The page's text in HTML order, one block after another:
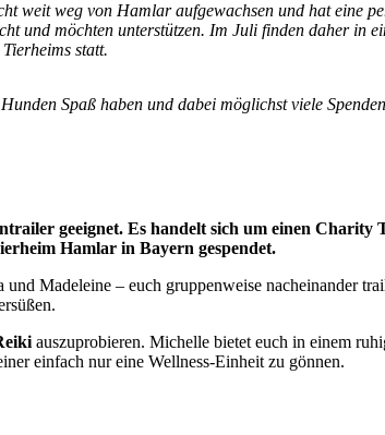
weit weg von Hamlar aufgewachsen und hat eine
und möchten unterstützen. Im Juli finden daher in
statt.
Spaß haben und dabei möglichst viele
geeignet. Es handelt sich um einen
Hamlar in Bayern gespendet.
Madeleine – euch gruppenweise nacheinander
auszuprobieren. Michelle bietet euch in einem
einfach nur eine Wellness-Einheit zu gönnen.